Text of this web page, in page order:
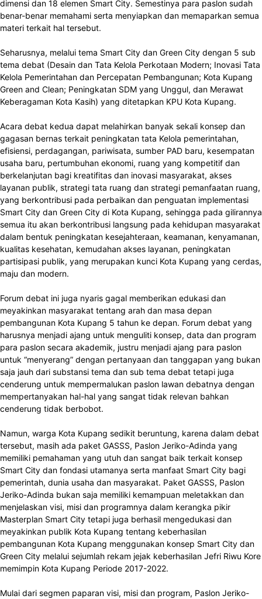
dimensi dan 18 elemen Smart City. Semestinya para paslon sudah
benar-benar memahami serta menyiapkan dan memaparkan semua
materi terkait hal tersebut.
Seharusnya, melalui tema Smart City dan Green City dengan 5 sub
tema debat (Desain dan Tata Kelola Perkotaan Modern; Inovasi Tata
Kelola Pemerintahan dan Percepatan Pembangunan; Kota Kupang
Green and Clean; Peningkatan SDM yang Unggul, dan Merawat
Keberagaman Kota Kasih) yang ditetapkan KPU Kota Kupang.
Acara debat kedua dapat melahirkan banyak sekali konsep dan
gagasan bernas terkait peningkatan tata Kelola pemerintahan,
efisiensi, perdagangan, pariwisata, sumber PAD baru, kesempatan
usaha baru, pertumbuhan ekonomi, ruang yang kompetitif dan
berkelanjutan bagi kreatifitas dan inovasi masyarakat, akses
layanan publik, strategi tata ruang dan strategi pemanfaatan ruang,
yang berkontribusi pada perbaikan dan penguatan implementasi
Smart City dan Green City di Kota Kupang, sehingga pada gilirannya
semua itu akan berkontribusi langsung pada kehidupan masyarakat
dalam bentuk peningkatan kesejahteraan, keamanan, kenyamanan,
kualitas kesehatan, kemudahan akses layanan, peningkatan
partisipasi publik, yang merupakan kunci Kota Kupang yang cerdas,
maju dan modern.
Forum debat ini juga nyaris gagal memberikan edukasi dan
meyakinkan masyarakat tentang arah dan masa depan
pembangunan Kota Kupang 5 tahun ke depan. Forum debat yang
harusnya menjadi ajang untuk menguliti konsep, data dan program
para paslon secara akademik, justru menjadi ajang para paslon
untuk “menyerang” dengan pertanyaan dan tanggapan yang bukan
saja jauh dari substansi tema dan sub tema debat tetapi juga
cenderung untuk mempermalukan paslon lawan debatnya dengan
mempertanyakan hal-hal yang sangat tidak relevan bahkan
cenderung tidak berbobot.
Namun, warga Kota Kupang sedikit beruntung, karena dalam debat
tersebut, masih ada paket GASSS, Paslon Jeriko-Adinda yang
memiliki pemahaman yang utuh dan sangat baik terkait konsep
Smart City dan fondasi utamanya serta manfaat Smart City bagi
pemerintah, dunia usaha dan masyarakat. Paket GASSS, Paslon
Jeriko-Adinda bukan saja memiliki kemampuan meletakkan dan
menjelaskan visi, misi dan programnya dalam kerangka pikir
Masterplan Smart City tetapi juga berhasil mengedukasi dan
meyakinkan publik Kota Kupang tentang keberhasilan
pembangunan Kota Kupang menggunakan konsep Smart City dan
Green City melalui sejumlah rekam jejak keberhasilan Jefri Riwu Kore
memimpin Kota Kupang Periode 2017-2022.
Mulai dari segmen paparan visi, misi dan program, Paslon Jeriko-